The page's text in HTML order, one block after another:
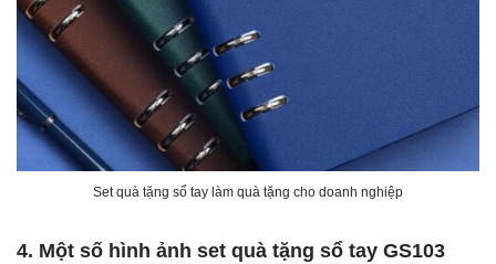
Set quà tặng sổ tay làm quà tặng cho doanh nghiệp
4. Một số hình ảnh set quà tặng sổ tay GS103